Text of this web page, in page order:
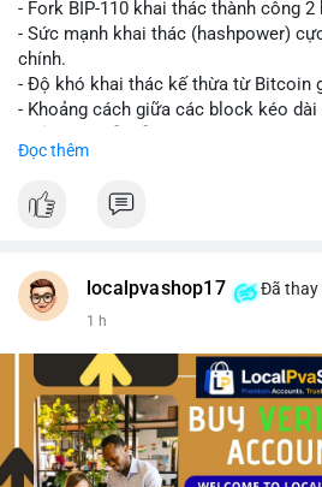
- Fork BIP-110 khai thác thành công
- Sức mạnh khai thác (hashpower)
chính.
- Độ khó khai thác kế thừa từ Bitcoin
- Khoảng cách giữa các block kéo dài
#vlikevn #titanbot
Đọc thêm
localpvashop17 Đã thay
1 h